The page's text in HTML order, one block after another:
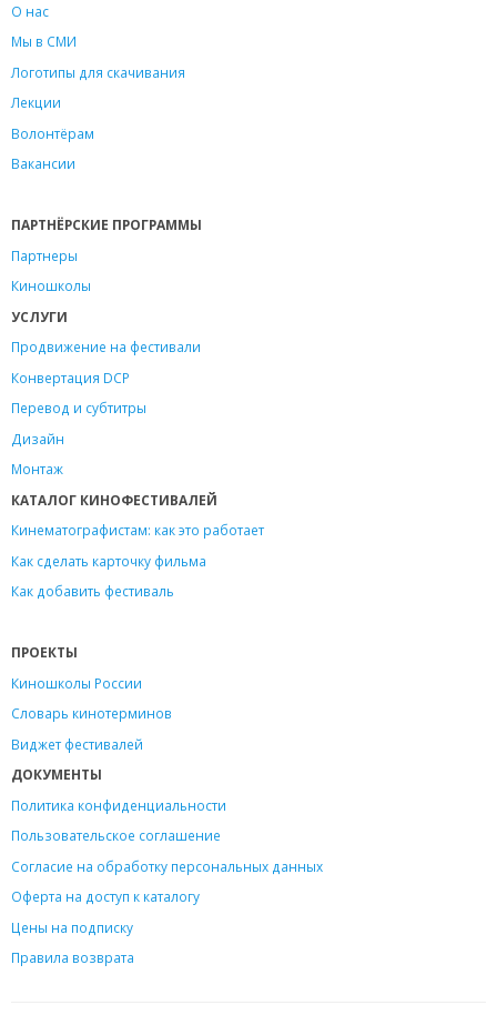
О нас
Мы в СМИ
Логотипы для скачивания
Лекции
Волонтёрам
Вакансии
ПАРТНЁРСКИЕ ПРОГРАММЫ
Партнеры
Киношколы
УСЛУГИ
Продвижение на фестивали
Конвертация DCP
Перевод и субтитры
Дизайн
Монтаж
КАТАЛОГ КИНОФЕСТИВАЛЕЙ
Кинематографистам: как это работает
Как сделать карточку фильма
Как добавить фестиваль
ПРОЕКТЫ
Киношколы России
Словарь кинотерминов
Виджет фестивалей
ДОКУМЕНТЫ
Политика конфиденциальности
Пользовательское соглашение
Согласие на обработку персональных данных
Оферта на доступ к каталогу
Цены на подписку
Правила возврата